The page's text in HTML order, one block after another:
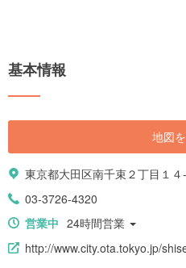
基本情報
地図
東京都大田区南千束２丁目１４
03-3726-4320
営業中 24時間営業
http://www.city.ota.tokyo.jp/